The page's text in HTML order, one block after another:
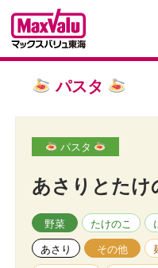
パスタ
パスタ
あさりとたけ
野菜 たけのこ
あさり その他